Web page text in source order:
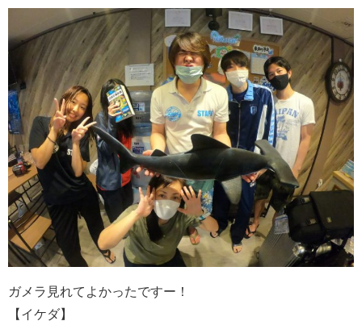
ガメラ見れてよかったですー！
【イケダ】